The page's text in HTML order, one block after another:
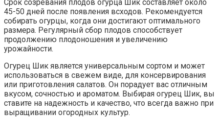
Срок созревания плодов огурца Шик составляет около
45-50 дней после появления всходов. Рекомендуется
собирать огурцы, когда они достигают оптимального
размера. Регулярный сбор плодов способствует
продолжению плодоношения и увеличению
урожайности.
Огурец Шик является универсальным сортом и может
использоваться в свежем виде, для консервирования
или приготовления салатов. Он порадует вас отличным
вкусом, сочностью и ароматом. Выбирая огурец Шик, вы
ставите на надежность и качество, что всегда важно при
выращивании огородных культур.